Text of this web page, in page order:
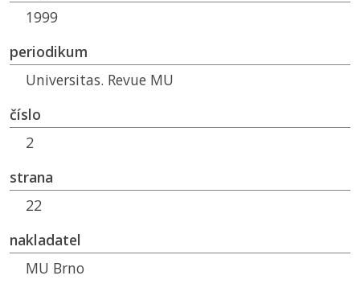
1999
periodikum
Universitas. Revue MU
číslo
2
strana
22
nakladatel
MU Brno